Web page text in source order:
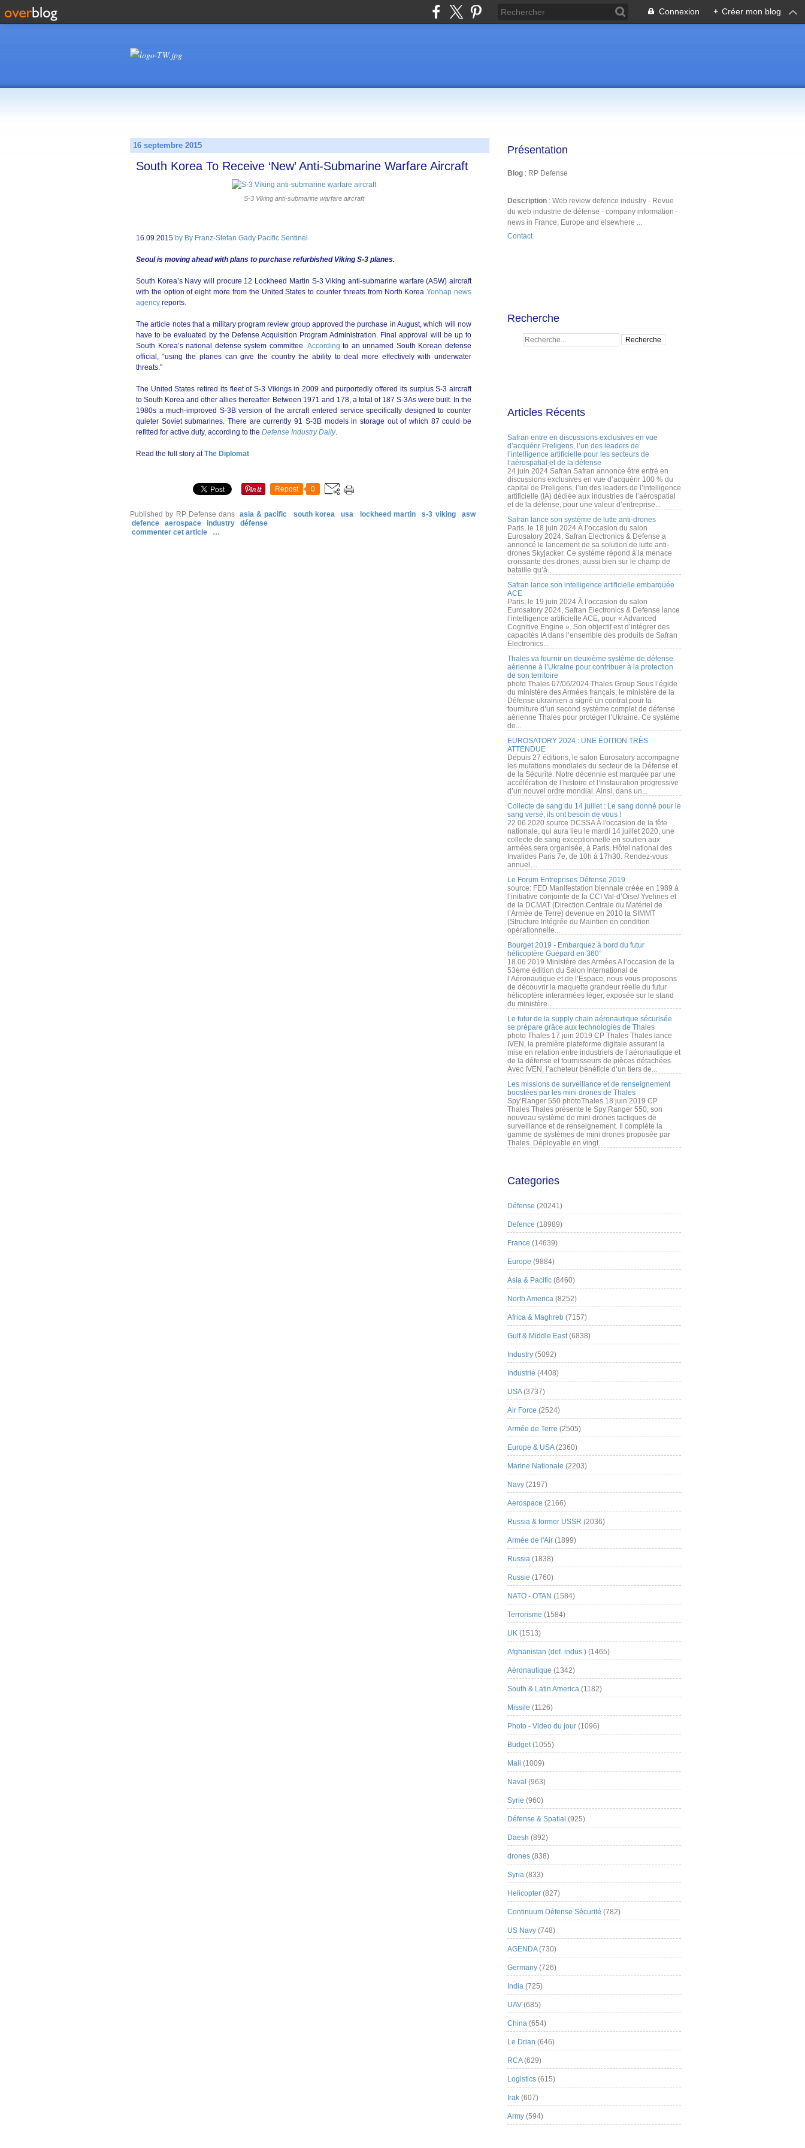
Connexion + Créer mon blog
16 septembre 2015
South Korea To Receive ‘New’ Anti-Submarine Warfare Aircraft
S-3 Viking anti-submarine warfare aircraft
16.09.2015 by By Franz-Stefan Gady Pacific Sentinel
Seoul is moving ahead with plans to purchase refurbished Viking S-3 planes.
South Korea’s Navy will procure 12 Lockheed Martin S-3 Viking anti-submarine warfare (ASW) aircraft
with the option of eight more from the United States to counter threats from North KoreaYonhap news
agency reports.
The article notes that a military program review group approved the purchase in August, which will now
have to be evaluated by the Defense Acquisition Program Administration. Final approval will be up to
South Korea’s national defense system committee. According to an unnamed South Korean defense
official, “using the planes can give the country the ability to deal more effectively with underwater
threats.”
The United States retired its fleet of S-3 Vikings in 2009 and purportedly offered its surplus S-3 aircraft
to South Korea and other allies thereafter. Between 1971 and 178, a total of 187 S-3As were built. In the
1980s a much-improved S-3B version of the aircraft entered service specifically designed to counter
quieter Soviet submarines. There are currently 91 S-3B models in storage out of which 87 could be
refitted for active duty, according to the Defense Industry Daily.
Read the full story atThe Diplomat
Repost 0
Published by RP Defense dans asia & pacific south korea usa lockheed martin s-3 viking
asw
defence
aerospace industry
défense
commenter cet article
…
Présentation
Blog : RP Defense
Description : Web review defence industry - Revue
du web industrie de défense - company information -
news in France, Europe and elsewhere ...
Contact
Recherche
Articles Récents
Safran entre en discussions exclusives en vue
d’acquérir Preligens, l’un des leaders de
l’intelligence artificielle pour les secteurs de
l’aérospatial et de la défense
24 juin 2024 Safran Safran annonce être entré en
discussions exclusives en vue d’acquérir 100 % du
capital de Preligens, l’un des leaders de l’intelligence
artificielle (IA) dédiée aux industries de l’aérospatial
et de la défense, pour une valeur d’entreprise...
Safran lance son système de lutte anti-drones
Paris, le 18 juin 2024 À l’occasion du salon
Eurosatory 2024, Safran Electronics & Defense a
annoncé le lancement de sa solution de lutte anti-
drones Skyjacker. Ce système répond à la menace
croissante des drones, aussi bien sur le champ de
bataille qu’à...
Safran lance son intelligence artificielle embarquée
ACE
Paris, le 19 juin 2024 À l’occasion du salon
Eurosatory 2024, Safran Electronics & Defense lance
l’intelligence artificielle ACE, pour « Advanced
Cognitive Engine ». Son objectif est d’intégrer des
capacités IA dans l’ensemble des produits de Safran
Electronics...
Thales va fournir un deuxième système de défense
aérienne à l’Ukraine pour contribuer à la protection
de son territoire
photo Thales 07/06/2024 Thales Group Sous l’égide
du ministère des Armées français, le ministère de la
Défense ukrainien a signé un contrat pour la
fourniture d’un second système complet de défense
aérienne Thales pour protéger l’Ukraine. Ce système
de...
EUROSATORY 2024 : UNE ÉDITION TRÈS
ATTENDUE
Depuis 27 éditions, le salon Eurosatory accompagne
les mutations mondiales du secteur de la Défense et
de la Sécurité. Notre décennie est marquée par une
accélération de l’histoire et l’instauration progressive
d’un nouvel ordre mondial. Ainsi, dans un...
Collecte de sang du 14 juillet : Le sang donné pour le
sang versé, ils ont besoin de vous !
22.06.2020 source DCSSA À l'occasion de la fête
nationale, qui aura lieu le mardi 14 juillet 2020, une
collecte de sang exceptionnelle en soutien aux
armées sera organisée, à Paris, Hôtel national des
Invalides Paris 7e, de 10h à 17h30. Rendez-vous
annuel,...
Le Forum Entreprises Défense 2019
source: FED Manifestation biennale créée en 1989 à
l’initiative conjointe de la CCI Val-d’Oise/ Yvelines et
de la DCMAT (Direction Centrale du Matériel de
l’Armée de Terre) devenue en 2010 la SIMMT
(Structure Intégrée du Maintien en condition
opérationnelle...
Bourget 2019 - Embarquez à bord du futur
hélicoptère Guépard en 360°
18.06.2019 Ministère des Armées A l’occasion de la
53ème édition du Salon International de
l’Aéronautique et de l’Espace, nous vous proposons
de découvrir la maquette grandeur réelle du futur
hélicoptère interarmées léger, exposée sur le stand
du ministère...
Le futur de la supply chain aéronautique sécurisée
se prépare grâce aux technologies de Thales
photo Thales 17 juin 2019 CP Thales Thales lance
IVEN, la première plateforme digitale assurant la
mise en relation entre industriels de l’aéronautique et
de la défense et fournisseurs de pièces détachées.
Avec IVEN, l’acheteur bénéficie d’un tiers de...
Les missions de surveillance et de renseignement
boostées par les mini drones de Thales
Spy’Ranger 550 photoThales 18 juin 2019 CP
Thales Thales présente le Spy’Ranger 550, son
nouveau système de mini drones tactiques de
surveillance et de renseignement. Il complète la
gamme de systèmes de mini drones proposée par
Thales. Déployable en vingt...
Categories
Défense (20241)
Defence (18989)
France (14639)
Europe (9884)
Asia & Pacific (8460)
North America (8252)
Africa & Maghreb (7157)
Gulf & Middle East(6838)
Industry (5092)
Industrie (4408)
USA(3737)
Air Force (2524)
Armée de Terre (2505)
Europe & USA(2360)
Marine Nationale (2203)
Navy (2197)
Aerospace (2166)
Russia & former USSR (2036)
Armée de l'Air (1899)
Russia (1838)
Russie (1760)
NATO - OTAN (1584)
Terrorisme (1584)
UK (1513)
Afghanistan (def. indus.) (1465)
Aéronautique (1342)
South & Latin America (1182)
Missile (1126)
Photo - Video du jour (1096)
Budget(1055)
Mali (1009)
Naval (963)
Syrie (960)
Défense & Spatial (925)
Daesh (892)
drones (838)
Syria (833)
Helicopter (827)
Continuum Défense Sécurité (782)
US Navy (748)
AGENDA(730)
Germany (726)
India (725)
UAV (685)
China (654)
Le Drian (646)
RCA(629)
Logistics (615)
Irak (607)
Army (594)